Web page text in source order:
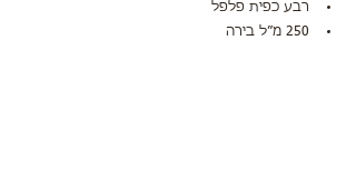
רבע כפית פלפל
250 מ״ל בירה